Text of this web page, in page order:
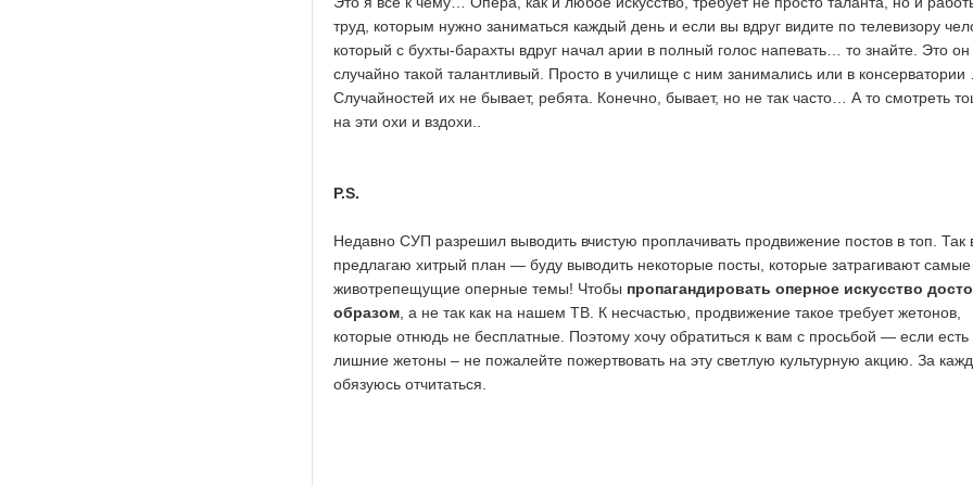
труд, которым нужно заниматься каждый день и если вы вдруг видите по телевизору
который с бухты-барахты вдруг начал арии в полный голос напевать… то знайте. Это
случайно такой талантливый. Просто в училище с ним занимались или в консерватории
Случайностей их не бывает, ребята. Конечно, бывает, но не так часто… А то смотреть
на эти охи и вздохи..
P.S.
Недавно СУП разрешил выводить вчистую проплачивать продвижение постов в топ. Так
предлагаю хитрый план — буду выводить некоторые посты, которые затрагивают самые
животрепещущие оперные темы! Чтобы пропагандировать оперное искусство
образом , а не так как на нашем ТВ. К несчастью, продвижение такое требует жетонов,
которые отнюдь не бесплатные. Поэтому хочу обратиться к вам с просьбой — если есть
лишние жетоны – не пожалейте пожертвовать на эту светлую культурную акцию. За
обязуюсь отчитаться.